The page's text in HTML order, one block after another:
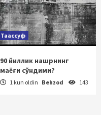
Таассуф
90 йиллик нашрнинг
маёғи сўндими?
1 kun oldin Behzod 143